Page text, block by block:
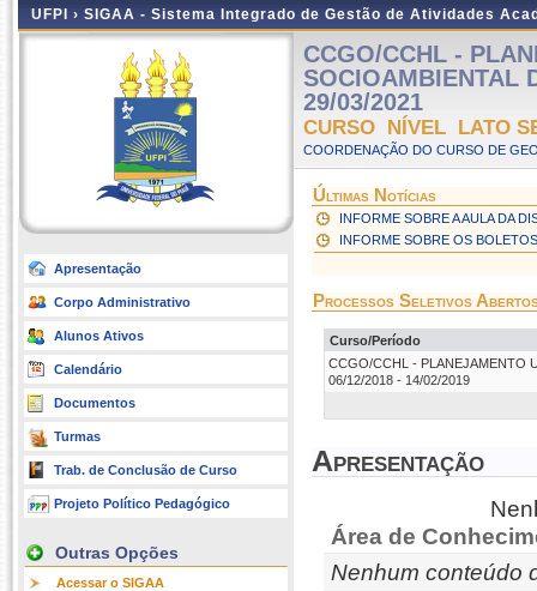
UFPI › SIGAA - Sistema Integrado de Gestão de Atividades
Apresentação
Corpo Administrativo
Alunos Ativos
Calendário
Documentos
Turmas
Trab. de Conclusão de Curso
Projeto Político Pedagógico
Outras Opções
Acessar o SIGAA
CCGO/CCHL -
SOCIOAMBIENTAL
29/03/2021
CURSO NÍVEL LATO
COORDENAÇÃO DO CURSO DE
Últimas Notícias
INFORME SOBRE A AULA DA
INFORME SOBRE OS BOLETOS
Processos Seletivos
Curso/Período
CCGO/CCHL - PLANEJAMENTO
06/12/2018 - 14/02/2019
Apresentação
Área de
Nenhum conteúdo